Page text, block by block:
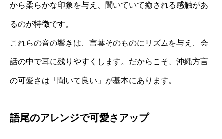
から柔らかな印象を与え、聞いていて癒される感触があ
るのが特徴です。
これらの音の響きは、言葉そのものにリズムを与え、会
話の中で耳に残りやすくします。だからこそ、沖縄方言
の可愛さは「聞いて良い」が基本にあります。
語尾のアレンジで可愛さアップ